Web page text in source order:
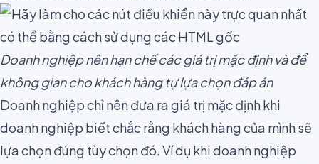
Doanh nghiệp nên hạn chế các giá trị mặc định và để
không gian cho khách hàng tự lựa chọn đáp án
Doanh nghiệp chỉ nên đưa ra giá trị mặc định khi
doanh nghiệp biết chắc rằng khách hàng của mình sẽ
lựa chọn đúng tùy chọn đó. Ví dụ khi doanh nghiệp